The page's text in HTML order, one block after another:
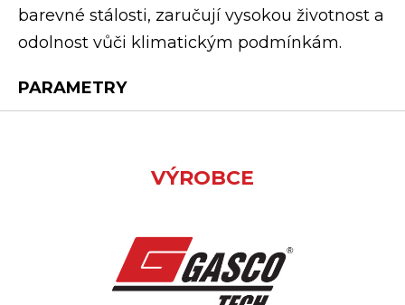
barevné stálosti, zaručují vysokou životnost a
odolnost vůči klimatickým podmínkám.
PARAMETRY
VÝROBCE